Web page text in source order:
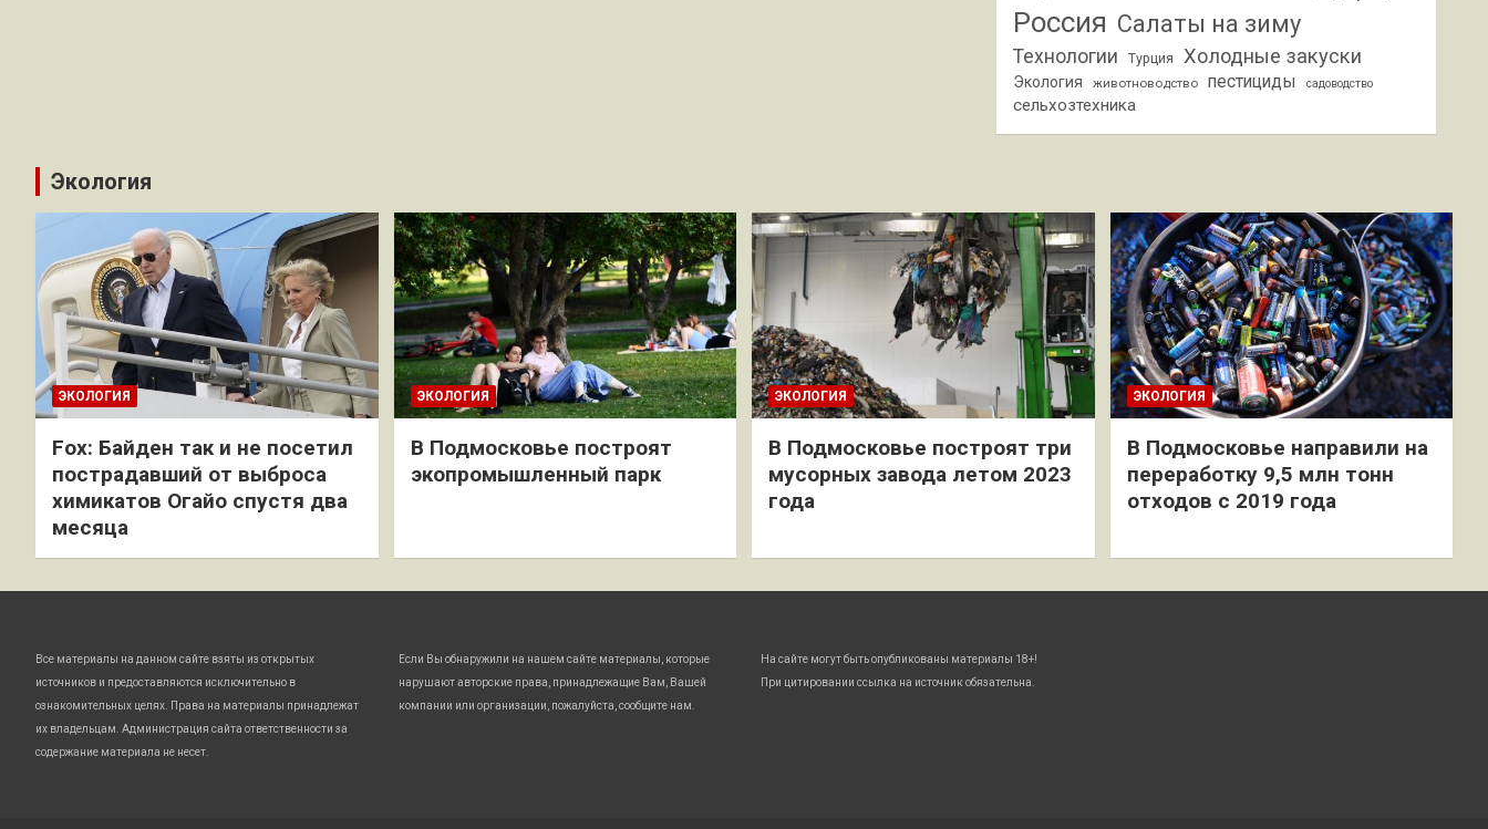
Россия Салаты на зиму
Технологии Турция Холодные закуски
Экология животноводство пестициды садоводство
сельхозтехника
Экология
ЭКОЛОГИЯ
Fox: Байден так и не посетил
пострадавший от выброса
химикатов Огайо спустя два
месяца
ЭКОЛОГИЯ
В Подмосковье построят
экопромышленный парк
ЭКОЛОГИЯ
В Подмосковье построят три
мусорных завода летом 2023
года
ЭКОЛОГИЯ
В Подмосковье направили на
переработку 9,5 млн тонн
отходов с 2019 года
Все материалы на данном сайте взяты из открытых
источников и предоставляются исключительно в
ознакомительных целях. Права на материалы принадлежат
их владельцам. Администрация сайта ответственности за
содержание материала не несет.
Если Вы обнаружили на нашем сайте материалы, которые
нарушают авторские права, принадлежащие Вам, Вашей
компании или организации, пожалуйста, сообщите нам.
На сайте могут быть опубликованы материалы 18+!
При цитировании ссылка на источник обязательна.